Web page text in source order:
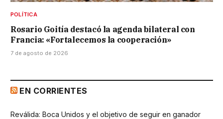
POLÍTICA
Rosario Goitía destacó la agenda bilateral con
Francia: «Fortalecemos la cooperación»
7 de agosto de 2026
EN CORRIENTES
Reválida: Boca Unidos y el objetivo de seguir en ganador